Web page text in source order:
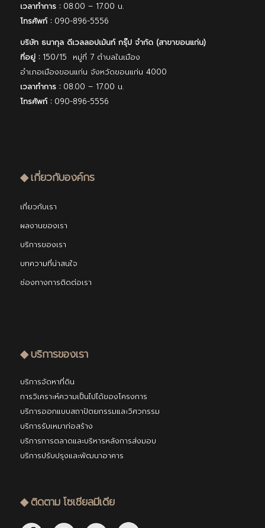
เวลาทำการ :08.00 – 17.00 น.
โทรศัพท์ :090-896-5556
บริษัท ธนากุล ดีเวลลอปเม้นท์ กรุ๊ป จํากัด (สาขาขอนแก่น)
ที่อยู่ :150/15 หมู่ที่ 7 ตำบลในเมือง
อำเภอเมืองขอนแก่น จังหวัดขอนแก่น 4000
เวลาทำการ :08.00 – 17.00 น.
โทรศัพท์ :090-896-5556
◆ เกี่ยวกับองค์กร
เกี่ยวกับเรา
ผลงานของเรา
บริการของเรา
บทความที่น่าสนใจ
ช่องทางการติดต่อเรา
◆ บริการของเรา
บริการจัดหาที่ดิน
การวิเคราะห์ความเป็นไปได้ของโครงการ
บริการออกแบบสถาปัตยกรรมและวิศวกรรม
บริการรับเหมาก่อสร้าง
บริการการตลาดและบริหารหลังการส่งมอบ
บริการปรับปรุงและพัฒนาอาคาร
◆ ติดตาม โซเชียลมีเดีย